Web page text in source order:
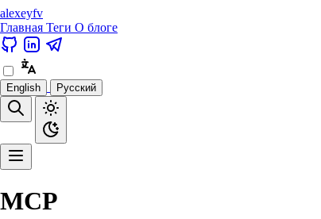
alexeyfv
Главная Теги О блоге
English Русский
MCP